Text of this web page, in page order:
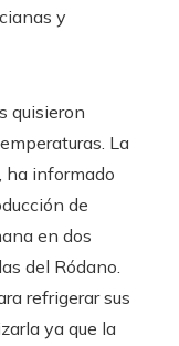
y
quisieron
La
ha informado
de
en dos
del Ródano.
refrigerar sus
ya que la